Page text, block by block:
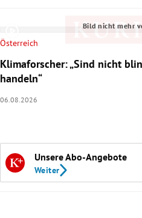
Bild nicht mehr
Österreich
Klimaforscher: „Sind nicht
handeln“
06.08.2026
Unsere Abo-Angebote
Weiter